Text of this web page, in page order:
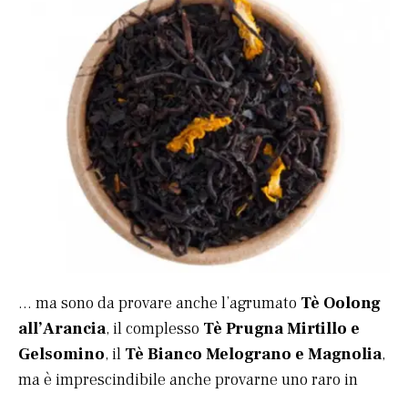
… ma sono da provare anche l’agrumato Tè Oolong
all’Arancia, il complesso Tè Prugna Mirtillo e
Gelsomino, il Tè Bianco Melograno e Magnolia,
ma è imprescindibile anche provarne uno raro in